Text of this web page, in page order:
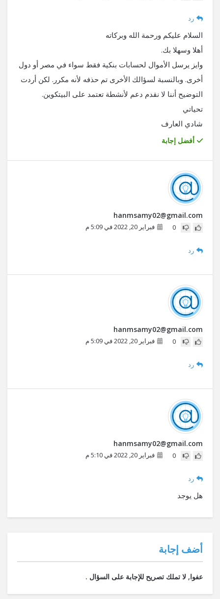
رد
السلام عليكم ورحمة الله وبركاته
أهلا وسهلا بك.
وايز يرسل الأموال لحسابات بنكية فقط سواء في مصر أو دول
أخرى. وبالنسبة لسؤالك الأخرى تم حذفه لأنه مكرر. لكن أردت
التوضيح أننا لا نقدم دعم لأنشطة تعتمد على البيتكوين.
تحياتي
شادي العارف
أفضل إجابة
hanmsamy02@gmail.com
0 فبراير 20, 2022 في 5:09 م
رد
hanmsamy02@gmail.com
0 فبراير 20, 2022 في 5:09 م
رد
hanmsamy02@gmail.com
0 فبراير 20, 2022 في 5:10 م
رد
هل يوجد
‫أضف إجابة